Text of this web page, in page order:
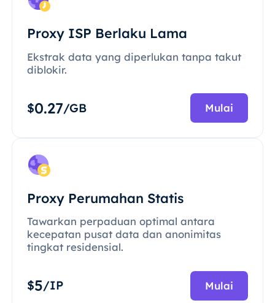
Proxy ISP Berlaku Lama
Ekstrak data yang diperlukan tanpa takut
diblokir.
$0.27/GB Mulai
Proxy Perumahan Statis
Tawarkan perpaduan optimal antara
kecepatan pusat data dan anonimitas
tingkat residensial.
$5/IP Mulai